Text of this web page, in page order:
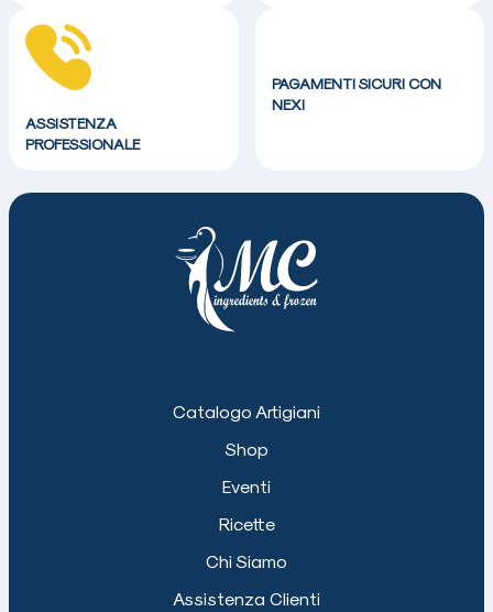
ASSISTENZA
PROFESSIONALE
PAGAMENTI SICURI CON
NEXI
Catalogo Artigiani
Shop
Eventi
Ricette
Chi Siamo
Assistenza Clienti